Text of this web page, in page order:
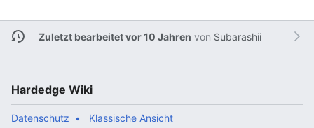
Zuletzt bearbeitet vor 10 Jahren von Subarashii
Hardedge Wiki
Datenschutz Klassische Ansicht